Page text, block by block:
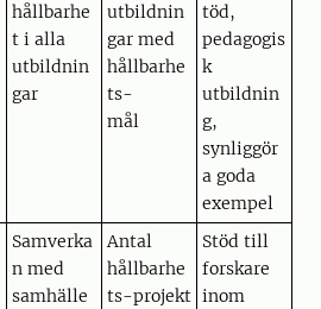
hållbarhe
t i alla
utbildnin
gar
utbildnin
gar med
hållbarhe
ts-
mål
töd,
pedagogis
k
utbildnin
g,
synliggör
a goda
exempel
Samverka
n med
samhälle
Antal
hållbarhe
ts-projekt
Stöd till
forskare
inom